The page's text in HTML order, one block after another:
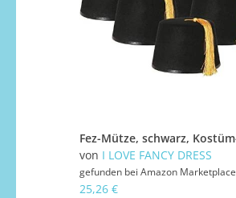
von I LOVE FANCY DRESS
gefunden bei Amazon Marketplace
25,26 €